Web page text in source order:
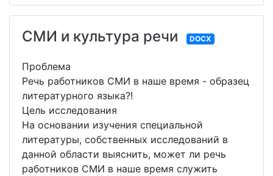
СМИ и культура речи DOCX
Проблема
Речь работников СМИ в наше время - образец
литературного языка?!
Цель исследования
На основании изучения специальной
литературы, собственных исследований в
данной области выяснить, может ли речь
работников СМИ в наше время служить